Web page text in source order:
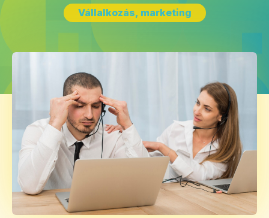
Vállalkozás, marketing